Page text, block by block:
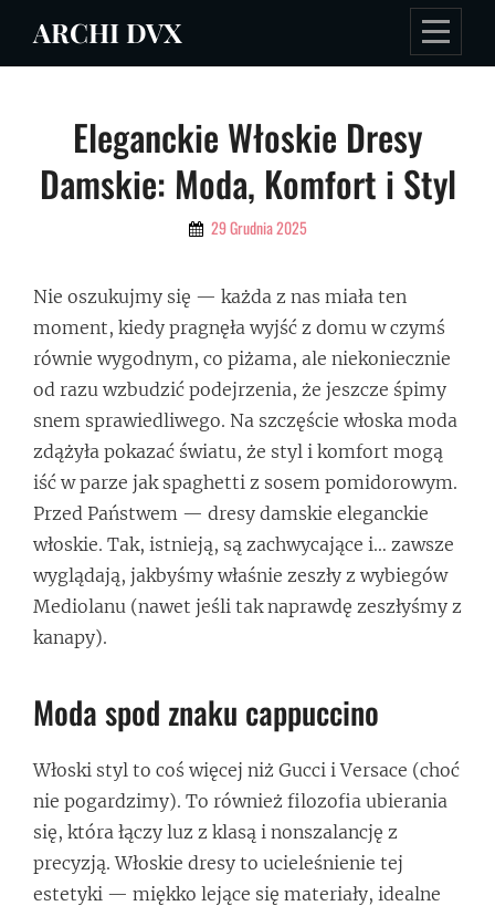
ARCHI DVX
Eleganckie Włoskie Dresy
Damskie: Moda, Komfort i Styl
By 29 Grudnia 2025
Nie oszukujmy się — każda z nas miała ten
moment, kiedy pragnęła wyjść z domu w czymś
równie wygodnym, co piżama, ale niekoniecznie
od razu wzbudzić podejrzenia, że jeszcze śpimy
snem sprawiedliwego. Na szczęście włoska moda
zdążyła pokazać światu, że styl i komfort mogą
iść w parze jak spaghetti z sosem pomidorowym.
Przed Państwem — dresy damskie eleganckie
włoskie. Tak, istnieją, są zachwycające i… zawsze
wyglądają, jakbyśmy właśnie zeszły z wybiegów
Mediolanu (nawet jeśli tak naprawdę zeszłyśmy z
kanapy).
Moda spod znaku cappuccino
Włoski styl to coś więcej niż Gucci i Versace (choć
nie pogardzimy). To również filozofia ubierania
się, która łączy luz z klasą i nonszalancję z
precyzją. Włoskie dresy to ucieleśnienie tej
estetyki — miękko lejące się materiały, idealne
Nawigacja
wpisu